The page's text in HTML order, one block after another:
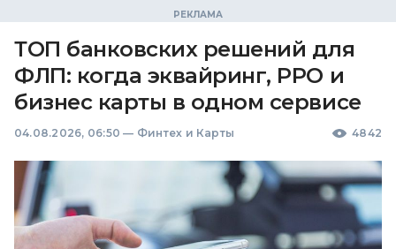
ТОП банковских решений для
ФЛП: когда эквайринг, РРО и
бизнес карты в одном сервисе
04.08.2026, 06:50 — Финтех и Карты 4842